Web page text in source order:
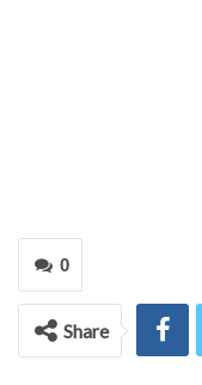
0
Share